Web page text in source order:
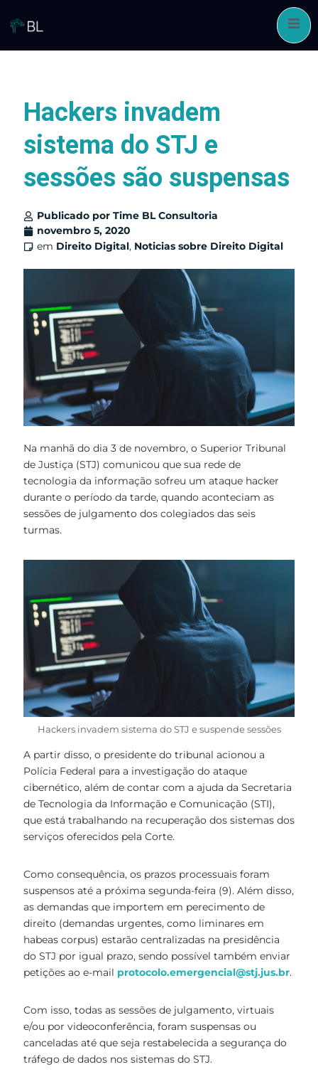
Pular
para
Hackers invadem
sistema do STJ e
sessões são suspensas
Publicado por Time BL Consultoria
novembro 5, 2020
em Direito Digital, Noticias sobre Direito Digital
Na manhã do dia 3 de novembro, o Superior Tribunal
de Justiça (STJ) comunicou que sua rede de
tecnologia da informação sofreu um ataque hacker
durante o período da tarde, quando aconteciam as
sessões de julgamento dos colegiados das seis
turmas.
Hackers invadem sistema do STJ e suspende sessões
A partir disso, o presidente do tribunal acionou a
Polícia Federal para a investigação do ataque
cibernético, além de contar com a ajuda da Secretaria
de Tecnologia da Informação e Comunicação (STI),
que está trabalhando na recuperação dos sistemas dos
serviços oferecidos pela Corte.
Como consequência, os prazos processuais foram
suspensos até a próxima segunda-feira (9). Além disso,
as demandas que importem em perecimento de
direito (demandas urgentes, como liminares em
habeas corpus) estarão centralizadas na presidência
do STJ por igual prazo, sendo possível também enviar
petições ao e-mail protocolo.emergencial@stj.jus.br.
Com isso, todas as sessões de julgamento, virtuais
e/ou por videoconferência, foram suspensas ou
canceladas até que seja restabelecida a segurança do
tráfego de dados nos sistemas do STJ.